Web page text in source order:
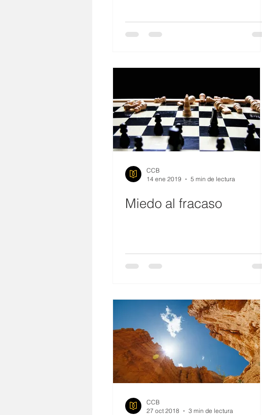
CCB
14 ene 2019
5 min de lectura
Miedo al fracaso
CCB
27 oct 2018
3 min de lectura